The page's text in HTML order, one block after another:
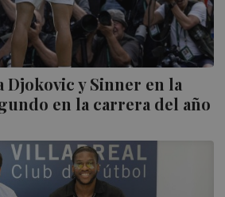
Djokovic y Sinner en la
en la carrera del año